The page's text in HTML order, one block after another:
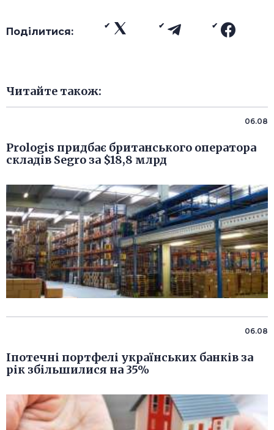
Поділитися:
Читайте також:
06.08
Prologis придбає британського оператора
складів Segro за $18,8 млрд
06.08
Іпотечні портфелі українських банків за
рік збільшилися на 35%